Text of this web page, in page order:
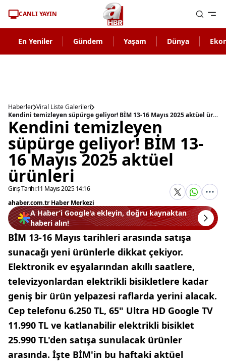
CANLI YAYIN
En Yeniler Gündem Yaşam Dünya
Haberler Viral Liste Galerileri
Kendini temizleyen süpürge geliyor! BİM 13-16 Mayıs 2025 aktüel ürünleri
Kendini temizleyen
süpürge geliyor! BİM 13-
16 Mayıs 2025 aktüel
ürünleri
Giriş Tarihi:11 Mayıs 2025 14:16
ahaber.com.tr Haber Merkezi
A Haber’i Google'a ekleyin, doğru kaynaktan
haberi alın!
BİM 13-16 Mayıs tarihleri arasında satışa
sunacağı yeni ürünlerle dikkat çekiyor.
Elektronik ev eşyalarından akıllı saatlere,
televizyonlardan elektrikli bisikletlere kadar
geniş bir ürün yelpazesi raflarda yerini alacak.
Cep telefonu 6.250 TL, 65" Ultra HD Google TV
11.990 TL ve katlanabilir elektrikli bisiklet
25.990 TL'den satışa sunulacak ürünler
arasında. İşte BİM'in bu haftaki aktüel